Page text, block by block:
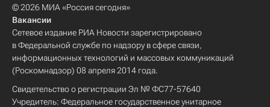
© 2026 МИА «Россия сегодня»
Вакансии
Сетевое издание РИА Новости зарегистрировано
в Федеральной службе по надзору в сфере связи,
информационных технологий и массовых коммуникаций
(Роскомнадзор) 08 апреля 2014 года.
Свидетельство о регистрации Эл № ФС77-57640
Учредитель: Федеральное государственное унитарное